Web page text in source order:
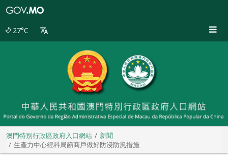
27°C
澳門特別行政區政府入口網站
新聞
生產力中心經科局籲商戶做好防浸防風措施